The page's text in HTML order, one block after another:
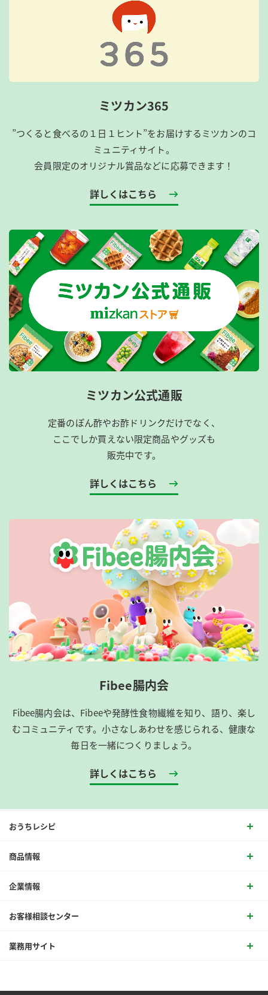
ミツカン365
”つくると食べるの１日１ヒント”をお届けするミツカンのコ
ミュニティサイト。
会員限定のオリジナル賞品などに応募できます！
詳しくはこちら
ミツカン公式通販
定番のぽん酢やお酢ドリンクだけでなく、
ここでしか買えない限定商品やグッズも
販売中です。
詳しくはこちら
Fibee腸内会
Fibee腸内会は、​Fibeeや発酵性食物繊維を知り、語り、楽し
むコミュニティです。​小さなしあわせを感じられる、健康な
毎日を一緒につくりましょう。
詳しくはこちら
おうちレシピ
商品情報
企業情報
お客様相談センター
業務用サイト